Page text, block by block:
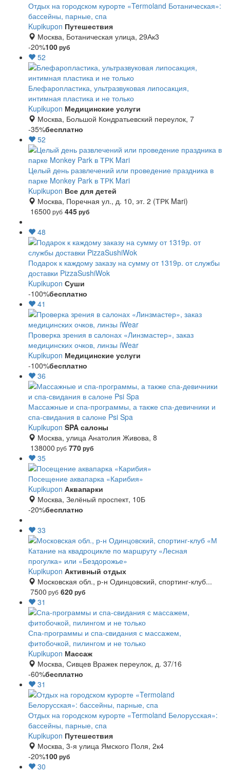
Отдых на городском курорте «Termoland Ботаническая»:
бассейны, парные, спа
Kupikupon Путешествия
Москва, Ботаническая улица, 29Ак3
-20%100руб
52
Блефаропластика, ультразвуковая липосакция,
интимная пластика и не только
Kupikupon Медицинские услуги
Москва, Большой Кондратьевский переулок, 7
-35%бесплатно
52
Целый день развлечений или проведение праздника в
парке Monkey Park в ТРК Mari
Kupikupon Все для детей
Москва, Поречная ул., д. 10, эт. 2 (ТРК Mari)
16500 руб 445руб
48
Подарок к каждому заказу на сумму от 1319р. от службы
доставки PizzaSushiWok
Kupikupon Суши
-100%бесплатно
41
Проверка зрения в салонах «Линзмастер», заказ
медицинских очков, линзы iWear
Kupikupon Медицинские услуги
-100%бесплатно
36
Массажные и спа-программы, а также спа-девичники и
спа-свидания в салоне Psi Spa
Kupikupon SPA салоны
Москва, улица Анатолия Живова, 8
138000 руб 770руб
35
Посещение аквапарка «Карибия»
Kupikupon Аквапарки
Москва, Зелёный проспект, 10Б
-20%бесплатно
33
Катание на квадроцикле по маршруту «Лесная
прогулка» или «Бездорожье»
Kupikupon Активный отдых
Московская обл., р-н Одинцовский, спортинг-клуб...
7500 руб 620руб
31
Спа-программы и спа-свидания с массажем,
фитобочкой, пилингом и не только
Kupikupon Массаж
Москва, Сивцев Вражек переулок, д. 37/16
-60%бесплатно
31
Отдых на городском курорте «Termoland Белорусская»:
бассейны, парные, спа
Kupikupon Путешествия
Москва, 3-я улица Ямского Поля, 2к4
-20%100руб
30